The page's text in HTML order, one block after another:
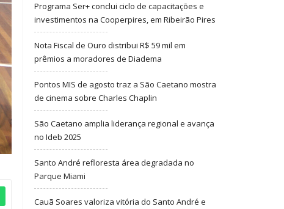
Programa Ser+ conclui ciclo de capacitações e
investimentos na Cooperpires, em Ribeirão Pires
Nota Fiscal de Ouro distribui R$ 59 mil em
prêmios a moradores de Diadema
Pontos MIS de agosto traz a São Caetano mostra
de cinema sobre Charles Chaplin
São Caetano amplia liderança regional e avança
no Ideb 2025
Santo André refloresta área degradada no
Parque Miami
Cauã Soares valoriza vitória do Santo André e